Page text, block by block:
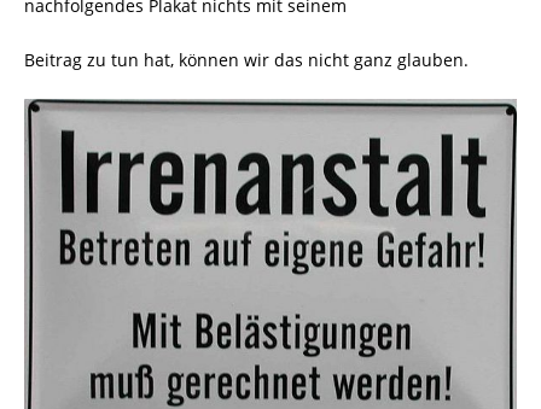
nachfolgendes Plakat nichts mit seinem
Beitrag zu tun hat, können wir das nicht ganz glauben.